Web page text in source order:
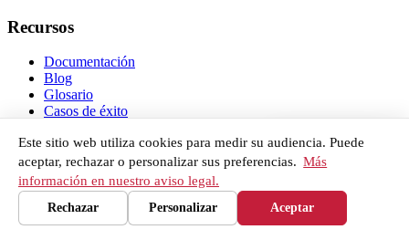
Recursos
Documentación
Blog
Glosario
Casos de éxito
Servicio posventa
Primeros pasos y garantía
Quiénes somos
Preguntas frecuentes
Contacto
Aviso legal
Este sitio web utiliza cookies para medir su audiencia. Puede
aceptar, rechazar o personalizar sus preferencias. Más
información en nuestro aviso legal.
Rechazar
Personalizar Aceptar
Nuestra red